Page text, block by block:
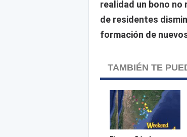
realidad un bono no
de residentes
formación de
TAMBIÉN TE